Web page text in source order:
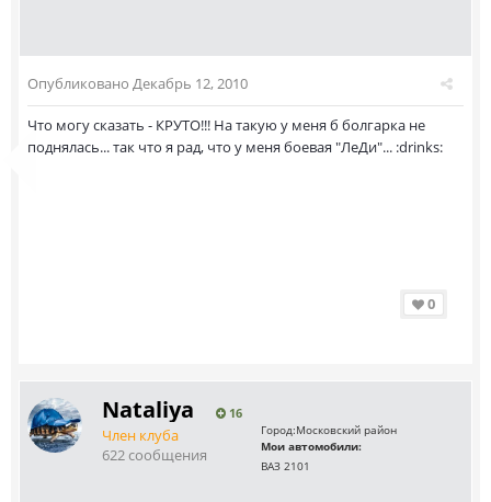
Опубликовано Декабрь 12, 2010
Что могу сказать - КРУТО!!! На такую у меня б болгарка не
поднялась... так что я рад, что у меня боевая "ЛеДи"... :drinks:
0
Nataliya 16
Член клуба
622 сообщения
Город:Московский район
Мои автомобили:
ВАЗ 2101